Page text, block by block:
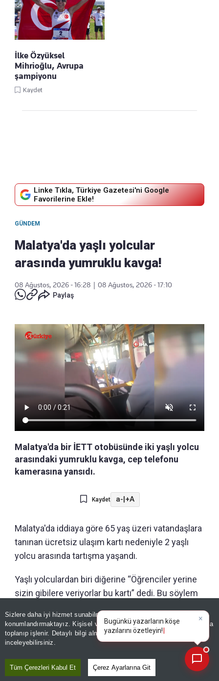
Sizlere daha iyi hizmet sunabilmek adına sitemizde
konumlandırmaktayız. Kişisel verileriniz, KVKK ve GDPR kapsamında
toplanıp işlenir. Detaylı bilgi almak içinAydınlatma Metnimizi
inceleyebilirsiniz.
Tüm Çerezleri Kabul Et Çerez Ayarlarına Git
İlke Özyüksel
Mihrioğlu, Avrupa
şampiyonu
Kaydet
Linke Tıkla, Türkiye Gazetesi'ni Google
Favorilerine Ekle!
GÜNDEM
Malatya'da yaşlı yolcular
arasında yumruklu kavga!
08 Ağustos, 2026 - 16:28
08 Ağustos, 2026 - 17:10
Paylaş
Malatya'da bir İETT otobüsünde iki yaşlı yolcu
arasındaki yumruklu kavga, cep telefonu
kamerasına yansıdı.
Kaydet a- +A
Malatya'da iddiaya göre 65 yaş üzeri vatandaşlara
tanınan ücretsiz ulaşım kartı nedeniyle 2 yaşlı
yolcu arasında tartışma yaşandı.
Yaşlı yolculardan biri diğerine “Öğrenciler yerine
sizin gibilere veriyorlar bu kartı” dedi. Bu söylem
üzerine yaşlı yolculardan biri diğerine yumruk attı.
Kavga, otobüsteki diğer yolcuların müdahalesi
sonrasında sonlandı. O anlar cep telefonu
kamerasına yansıdı.
×
Bugünkü yazarların köşe
yazılarını ö